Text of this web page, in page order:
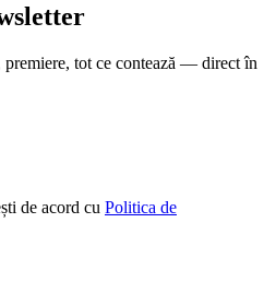
tot ce contează — direct în
de acord cu Politica de